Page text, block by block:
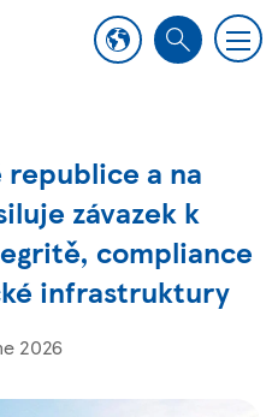
S
c
M
e
republice a na
závazek k
compliance
infrastruktury
2026